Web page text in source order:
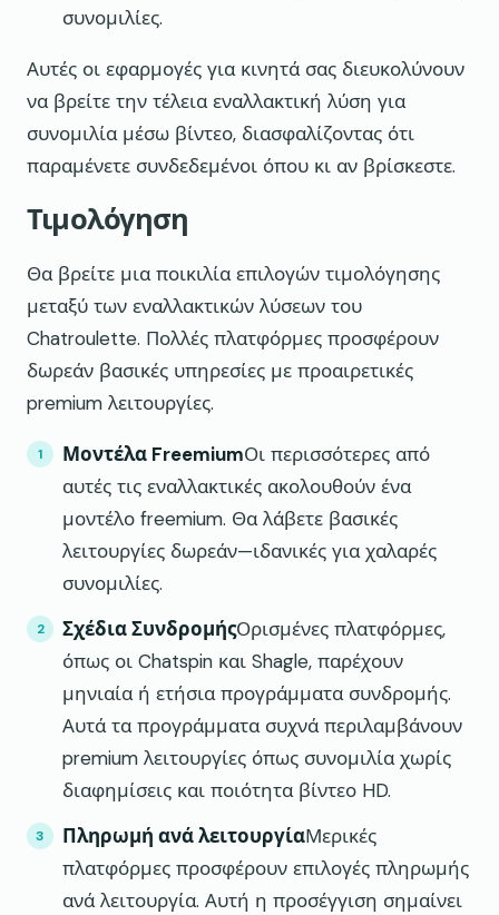
συνομιλίες.
Αυτές οι εφαρμογές για κινητά σας διευκολύνουν
να βρείτε την τέλεια εναλλακτική λύση για
συνομιλία μέσω βίντεο, διασφαλίζοντας ότι
παραμένετε συνδεδεμένοι όπου κι αν βρίσκεστε.
Τιμολόγηση
Θα βρείτε μια ποικιλία επιλογών τιμολόγησης
μεταξύ των εναλλακτικών λύσεων του
Chatroulette. Πολλές πλατφόρμες προσφέρουν
δωρεάν βασικές υπηρεσίες με προαιρετικές
premium λειτουργίες.
Μοντέλα FreemiumΟι περισσότερες από
αυτές τις εναλλακτικές ακολουθούν ένα
μοντέλο freemium. Θα λάβετε βασικές
λειτουργίες δωρεάν—ιδανικές για χαλαρές
συνομιλίες.
Σχέδια ΣυνδρομήςΟρισμένες πλατφόρμες,
όπως οι Chatspin και Shagle, παρέχουν
μηνιαία ή ετήσια προγράμματα συνδρομής.
Αυτά τα προγράμματα συχνά περιλαμβάνουν
premium λειτουργίες όπως συνομιλία χωρίς
διαφημίσεις και ποιότητα βίντεο HD.
Πληρωμή ανά λειτουργίαΜερικές
πλατφόρμες προσφέρουν επιλογές πληρωμής
ανά λειτουργία. Αυτή η προσέγγιση σημαίνει